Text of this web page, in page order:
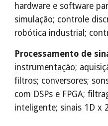
hardware e software
simulação; controle
robótica industrial;
Processamento de
instrumentação;
filtros; conversores;
com DSPs e FPGA;
inteligente; sinais 1D x